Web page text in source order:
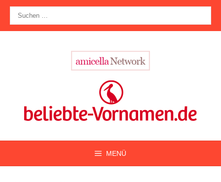
Zum
Inhalt
springen
nach:
MENÜ